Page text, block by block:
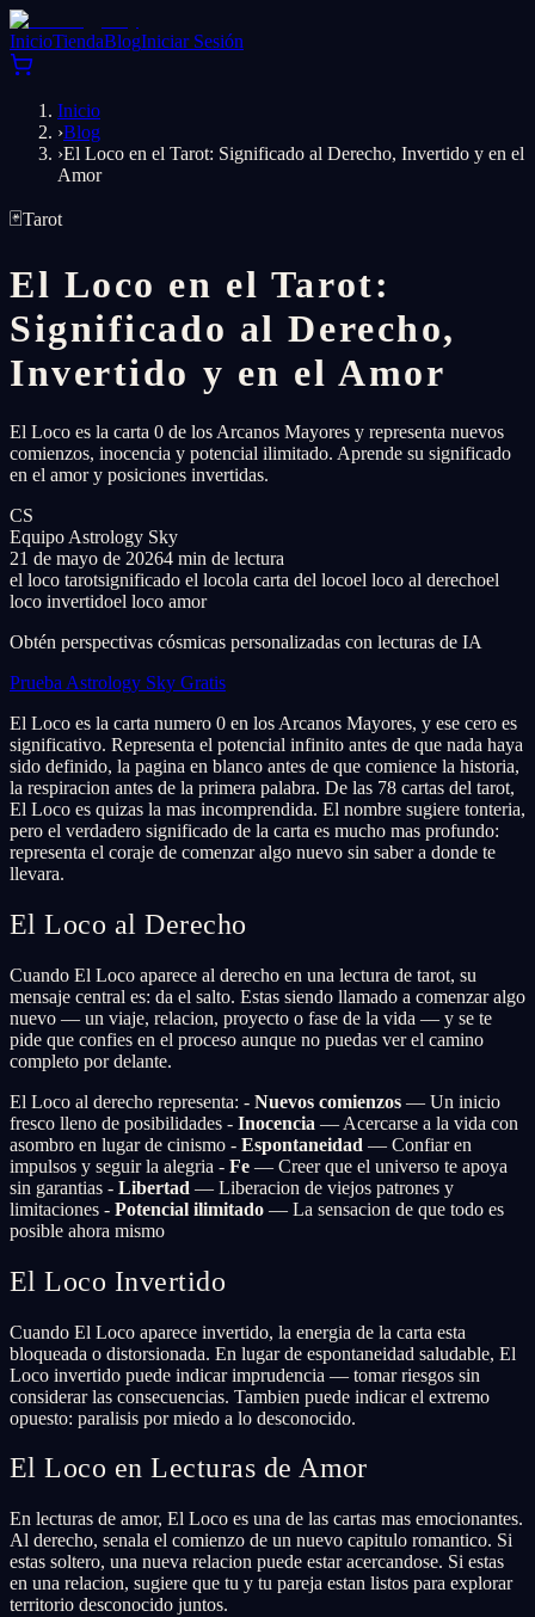
InicioTiendaBlogIniciar Sesión
Inicio
›Blog
›El Loco en el Tarot: Significado al Derecho, Invertido y en el
Amor
🃏Tarot
El Loco en el Tarot:
Significado al Derecho,
Invertido y en el Amor
El Loco es la carta 0 de los Arcanos Mayores y representa nuevos
comienzos, inocencia y potencial ilimitado. Aprende su significado
en el amor y posiciones invertidas.
CS
Equipo Astrology Sky
21 de mayo de 20264 min de lectura
el loco tarotsignificado el locola carta del locoel loco al derechoel
loco invertidoel loco amor
Obtén perspectivas cósmicas personalizadas con lecturas de IA
Prueba Astrology Sky Gratis
El Loco es la carta numero 0 en los Arcanos Mayores, y ese cero es
significativo. Representa el potencial infinito antes de que nada haya
sido definido, la pagina en blanco antes de que comience la historia,
la respiracion antes de la primera palabra. De las 78 cartas del tarot,
El Loco es quizas la mas incomprendida. El nombre sugiere tonteria,
pero el verdadero significado de la carta es mucho mas profundo:
representa el coraje de comenzar algo nuevo sin saber a donde te
llevara.
El Loco al Derecho
Cuando El Loco aparece al derecho en una lectura de tarot, su
mensaje central es: da el salto. Estas siendo llamado a comenzar algo
nuevo — un viaje, relacion, proyecto o fase de la vida — y se te
pide que confies en el proceso aunque no puedas ver el camino
completo por delante.
El Loco al derecho representa: - Nuevos comienzos — Un inicio
fresco lleno de posibilidades - Inocencia — Acercarse a la vida con
asombro en lugar de cinismo - Espontaneidad — Confiar en
impulsos y seguir la alegria - Fe — Creer que el universo te apoya
sin garantias - Libertad — Liberacion de viejos patrones y
limitaciones - Potencial ilimitado — La sensacion de que todo es
posible ahora mismo
El Loco Invertido
Cuando El Loco aparece invertido, la energia de la carta esta
bloqueada o distorsionada. En lugar de espontaneidad saludable, El
Loco invertido puede indicar imprudencia — tomar riesgos sin
considerar las consecuencias. Tambien puede indicar el extremo
opuesto: paralisis por miedo a lo desconocido.
El Loco en Lecturas de Amor
En lecturas de amor, El Loco es una de las cartas mas emocionantes.
Al derecho, senala el comienzo de un nuevo capitulo romantico. Si
estas soltero, una nueva relacion puede estar acercandose. Si estas
en una relacion, sugiere que tu y tu pareja estan listos para explorar
territorio desconocido juntos.